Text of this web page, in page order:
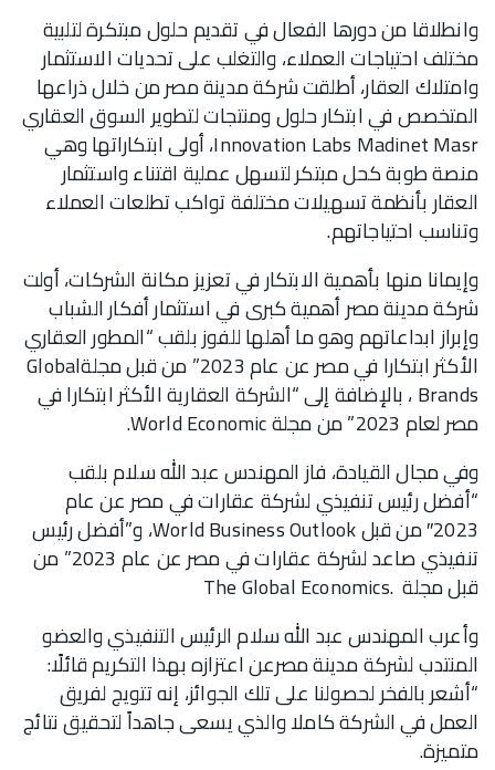
وانطلاقا من دورها الفعال في تقديم حلول مبتكرة لتلبية
مختلف احتياجات العملاء، والتغلب على تحديات الاستثمار
وامتلاك العقار، أطلقت شركة مدينة مصر من خلال ذراعها
المتخصص في ابتكار حلول ومنتجات لتطوير السوق العقاري
Innovation Labs Madinet Masr، أولى ابتكاراتها وهي
منصة طوبة كحل مبتكر لتسهل عملية اقتناء واستثمار
العقار بأنظمة تسهيلات مختلفة تواكب تطلعات العملاء
وتناسب احتياجاتهم.
وإيمانا منها بأهمية الابتكار في تعزيز مكانة الشركات، أولت
شركة مدينة مصر أهمية كبرى في استثمار أفكار الشباب
وإبراز ابداعاتهم وهو ما أهلها للفوز بلقب “المطور العقاري
الأكثر ابتكارا في مصر عن عام 2023” من قبل مجلةGlobal
Brands ، بالإضافة إلى “الشركة العقارية الأكثر ابتكارا في
مصر لعام 2023” من مجلة World Economic.
وفي مجال القيادة، فاز المهندس عبد الله سلام بلقب
“أفضل رئيس تنفيذي لشركة عقارات في مصر عن عام
2023″ من قبل World Business Outlook، و”أفضل رئيس
تنفيذي صاعد لشركة عقارات في مصر عن عام 2023” من
قبل مجلة .The Global Economics
وأعرب المهندس عبد الله سلام الرئيس التنفيذي والعضو
المنتدب لشركة مدينة مصرعن اعتزازه بهذا التكريم قائلًا:
“أشعر بالفخر لحصولنا على تلك الجوائز، إنه تتويج لفريق
العمل في الشركة كاملا والذي يسعى جاهداً لتحقيق نتائج
متميزة.